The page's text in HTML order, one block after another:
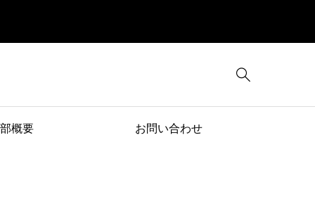

概要 お問い合わせ